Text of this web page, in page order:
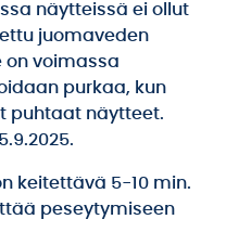
näytteissä ei ollut
juomaveden
on voimassa
purkaa, kun
puhtaat näytteet.
keitettävä 5-10 min.
peseytymiseen